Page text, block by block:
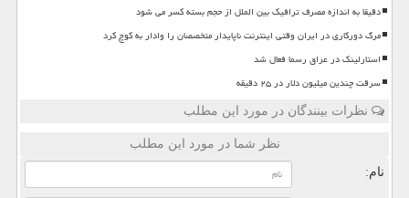
دقیقا به اندازه مصرف ترافیک بین الملل از حجم بسته کسر می شود
مرگ دورکاری در ایران وقتی اینترنت ناپایدار متخصصان را وادار به کوچ کرد
استارلینک در عراق رسما فعال شد
سرقت چندین میلیون دلار در ۲۵ دقیقه
نظرات بینندگان در مورد این مطلب
نظر شما در مورد این مطلب
نام: